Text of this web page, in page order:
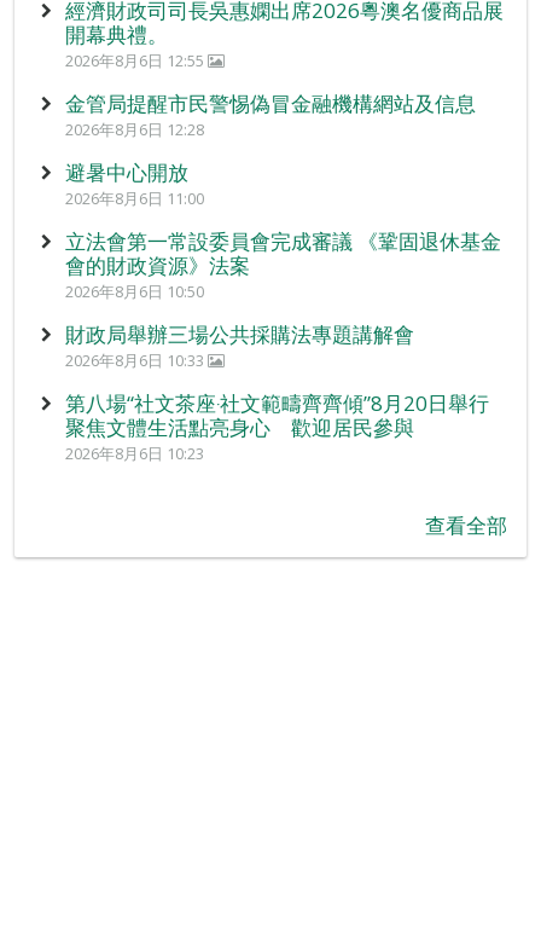
經濟財政司司長吳惠嫻出席2026粵澳名優商品展
開幕典禮。
2026年8月6日 12:55
金管局提醒市民警惕偽冒金融機構網站及信息
2026年8月6日 12:28
避暑中心開放
2026年8月6日 11:00
立法會第一常設委員會完成審議 《鞏固退休基金
會的財政資源》法案
2026年8月6日 10:50
財政局舉辦三場公共採購法專題講解會
2026年8月6日 10:33
第八場“社文茶座‧社文範疇齊齊傾”8月20日舉行
聚焦文體生活點亮身心 歡迎居民參與
2026年8月6日 10:23
查看全部